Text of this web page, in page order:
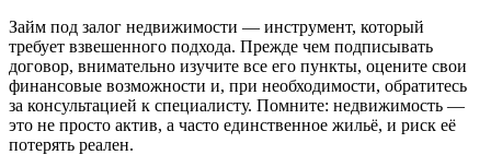
Займ под залог недвижимости — инструмент, который
требует взвешенного подхода. Прежде чем подписывать
договор, внимательно изучите все его пункты, оцените свои
финансовые возможности и, при необходимости, обратитесь
за консультацией к специалисту. Помните: недвижимость —
это не просто актив, а часто единственное жильё, и риск её
потерять реален.